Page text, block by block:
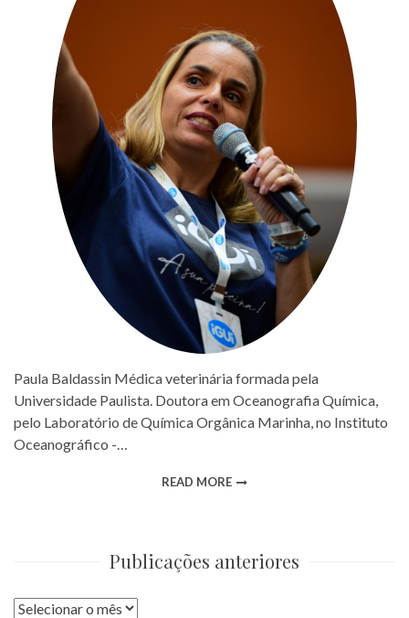
Paula Baldassin Médica veterinária formada pela
Universidade Paulista. Doutora em Oceanografia Química,
pelo Laboratório de Química Orgânica Marinha, no Instituto
Oceanográfico -…
READ MORE
Publicações anteriores
Publicações